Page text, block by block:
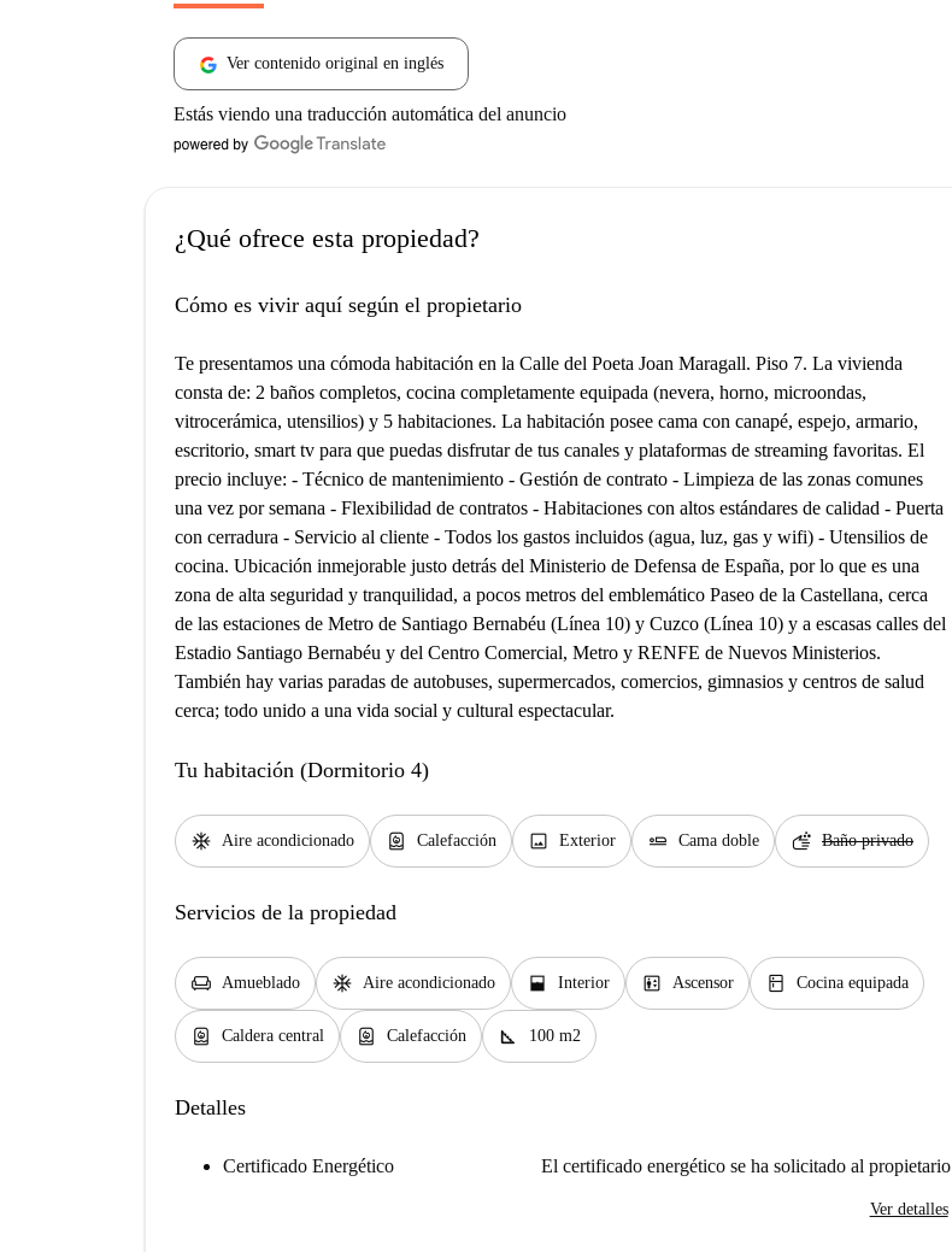
Ver contenido original en inglés
Estás viendo una traducción automática del anuncio
¿Qué ofrece esta propiedad?
Cómo es vivir aquí según el propietario
Te presentamos una cómoda habitación en la Calle del Poeta Joan Maragall. Piso 7. La vivienda
consta de: 2 baños completos, cocina completamente equipada (nevera, horno, microondas,
vitrocerámica, utensilios) y 5 habitaciones. La habitación posee cama con canapé, espejo, armario,
escritorio, smart tv para que puedas disfrutar de tus canales y plataformas de streaming favoritas. El
precio incluye: - Técnico de mantenimiento - Gestión de contrato - Limpieza de las zonas comunes
una vez por semana - Flexibilidad de contratos - Habitaciones con altos estándares de calidad - Puerta
con cerradura - Servicio al cliente - Todos los gastos incluidos (agua, luz, gas y wifi) - Utensilios de
cocina. Ubicación inmejorable justo detrás del Ministerio de Defensa de España, por lo que es una
zona de alta seguridad y tranquilidad, a pocos metros del emblemático Paseo de la Castellana, cerca
de las estaciones de Metro de Santiago Bernabéu (Línea 10) y Cuzco (Línea 10) y a escasas calles del
Estadio Santiago Bernabéu y del Centro Comercial, Metro y RENFE de Nuevos Ministerios.
También hay varias paradas de autobuses, supermercados, comercios, gimnasios y centros de salud
cerca; todo unido a una vida social y cultural espectacular.
Tu habitación (Dormitorio 4)
ac_unit Aire acondicionado water_heater Calefacción image Exterior airline_seat_flat Cama doble soap Baño privado
Servicios de la propiedad
chair Amueblado ac_unit Aire acondicionado window_open Interior elevator Ascensor kitchen Cocina equipada
water_heater Caldera central water_heater Calefacción square_foot 100 m2
Detalles
Certificado Energético El certificado energético se ha solicitado al propietario
Ver detalles